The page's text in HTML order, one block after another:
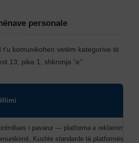
personale
komunikohen vetëm kategorive të
13, pika 1, shkronja “e”:
i pavarur — platforma e reklamimit
Kushte standarde të platformës